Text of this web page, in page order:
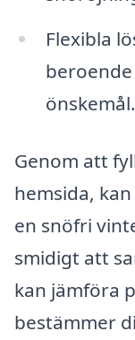
Flexibla
önskemål.
Genom att
hemsida,
en snöfri
smidigt att
kan jämföra
bestämmer